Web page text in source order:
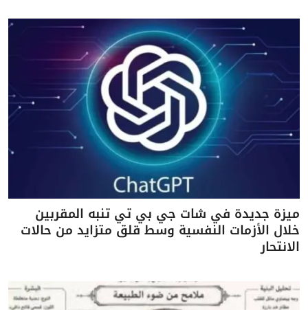
ميزة جديدة في شات جي بي تي تنبه المقربين
خلال الأزمات النفسية وسط قلق متزايد من حالات
الانتحار